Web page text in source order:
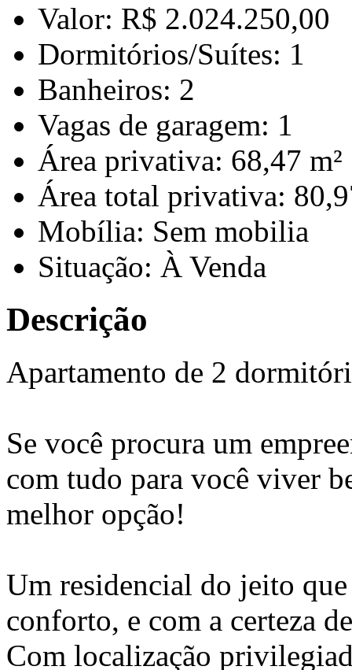
Valor: R$ 2.024.250,00
Dormitórios/Suítes: 1
Banheiros: 2
Vagas de garagem: 1
Área privativa: 68,47 m²
Área total privativa:
Mobília: Sem mobilia
Situação: À Venda
Descrição
Apartamento de 2
Se você procura um
com tudo para você viver
melhor opção!
Um residencial do jeito
conforto, e com a certeza
Com localização